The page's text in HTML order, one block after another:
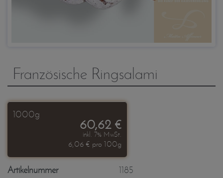
Französische Ringsalami
1000g
60,62 €
inkl. 7% MwSt.
6,06 € pro 100g
Artikelnummer
1185